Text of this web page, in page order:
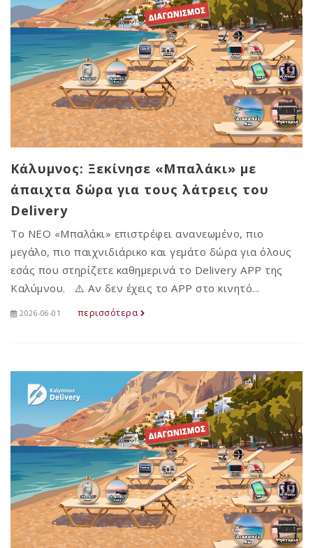
Κάλυμνος: Ξεκίνησε «Μπαλάκι» με
άπαιχτα δώρα για τους λάτρεις του
Delivery
Το ΝΕΟ «Μπαλάκι» επιστρέφει ανανεωμένο, πιο
μεγάλο, πιο παιχνιδιάρικο και γεμάτο δώρα για όλους
εσάς που στηρίζετε καθημερινά το Delivery APP της
Καλύμνου. ⚠️ Αν δεν έχεις το APP στο κινητό...
2026-06-01 περισσότερα